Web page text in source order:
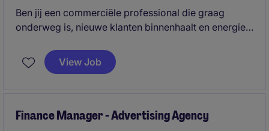
Ben jij een commerciële professional die graag
onderweg is, nieuwe klanten binnenhaalt en energie
je werken voor een marktleider die letterlijk zichtbaar
bijdraagt aan de verkeersveiligheid in Nederland?
View Job
Finance Manager - Advertising Agency